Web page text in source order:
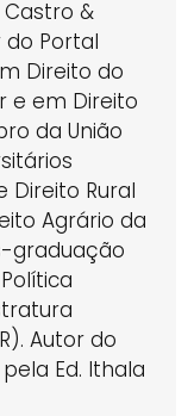
&
do Portal
Direito do
e em Direito
da União
Direito Rural
Agrário da
graduação
Autor do
Ed. Ithala